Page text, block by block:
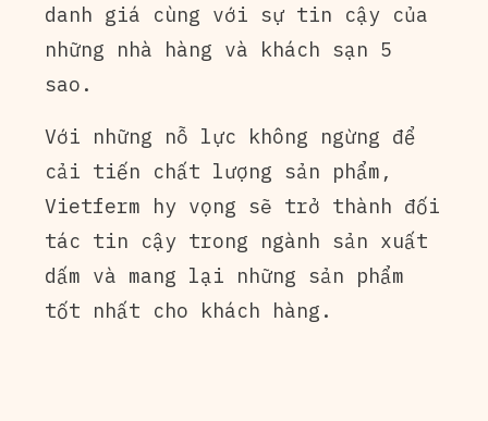
danh giá cùng với sự tin cậy của
những nhà hàng và khách sạn 5
sao.
Với những nỗ lực không ngừng để
cải tiến chất lượng sản phẩm,
Vietferm hy vọng sẽ trở thành đối
tác tin cậy trong ngành sản xuất
dấm và mang lại những sản phẩm
tốt nhất cho khách hàng.